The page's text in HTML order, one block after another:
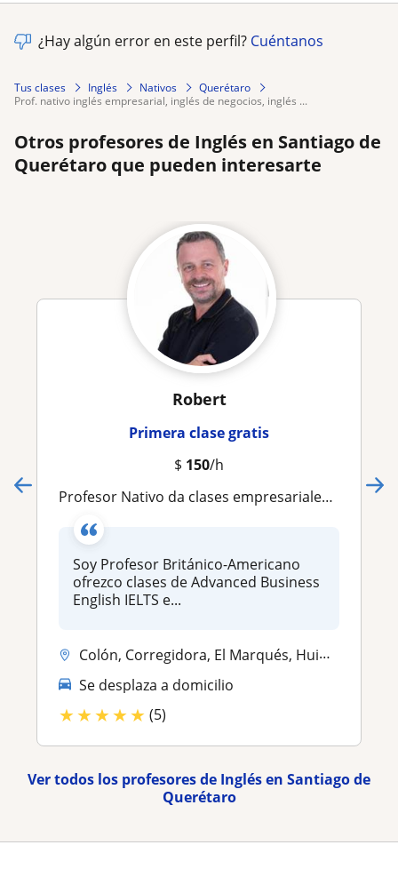
¿Hay algún error en este perfil? Cuéntanos
Tus clases Inglés Nativos
Querétaro
prof. nativo inglés empresarial, inglés de negocios, inglés ...
Otros profesores de Inglés en Santiago de
Querétaro que pueden interesarte
Robert
Primera clase gratis
$ 150/h
Profesor Nativo da clases empresariales de inglés a domicilio. Inglés General y Inglés de Negocios en Querétaro
Soy Profesor Británico-Americano
ofrezco clases de Advanced Business
English IELTS e...
Colón, Corregidora, El Marqués, Huimilpan, Santiago de Querétaro
Se desplaza a domicilio
★★★★★ (5)
Ver todos los profesores de Inglés en Santiago de
Querétaro